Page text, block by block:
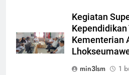
Kegiatan
Kependidikan
Kementerian
min3lsm
1